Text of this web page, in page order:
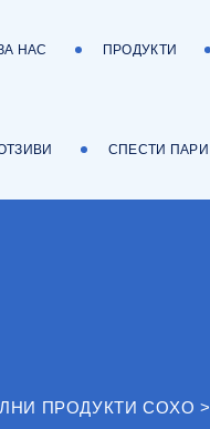
НАС ПРОДУКТИ
СПЕСТИ ПАРИ
ПРОДУКТИ COXO >